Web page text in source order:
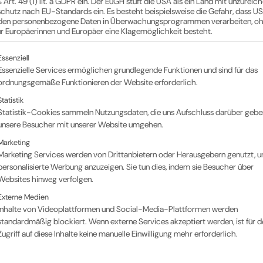
nach EU-Standards ein. Es besteht beispielsweise die Gefahr, dass
personenbezogene Daten in Überwachungsprogrammen verarbeiten,
Europäerinnen und Europäer eine Klagemöglichkeit besteht.
eine Liste der Service-Gruppen, für die eine
Services ermöglichen grundlegende Funktionen und sind für das
Funktionieren der Website erforderlich.
Cookies sammeln Nutzungsdaten, die uns Aufschluss darüber
Besucher mit unserer Website umgehen.
Services werden von Drittanbietern oder Herausgebern genutzt,
Werbung anzuzeigen. Sie tun dies, indem sie Besucher über
hinweg verfolgen.
Medien
von Videoplattformen und Social-Media-Plattformen werden
blockiert. Wenn externe Services akzeptiert werden, ist für
auf diese Inhalte keine manuelle Einwilligung mehr erforderlich.